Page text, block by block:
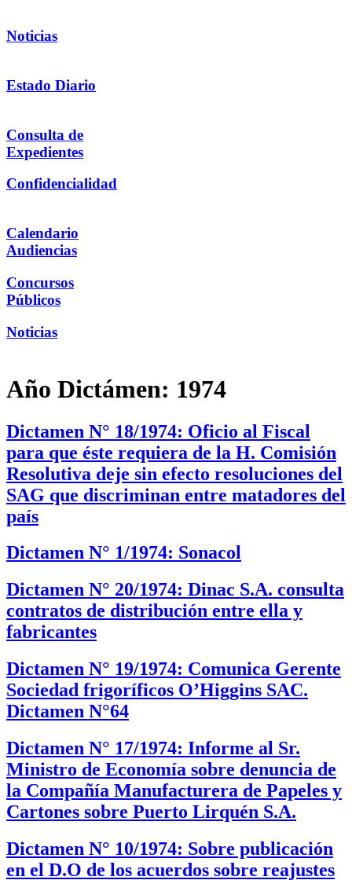
Noticias
Estado Diario
Consulta de
Expedientes
Confidencialidad
Calendario
Audiencias
Concursos
Públicos
Noticias
Año Dictámen: 1974
Dictamen N° 18/1974: Oficio al Fiscal
para que éste requiera de la H. Comisión
Resolutiva deje sin efecto resoluciones del
SAG que discriminan entre matadores del
país
Dictamen N° 1/1974: Sonacol
Dictamen N° 20/1974: Dinac S.A. consulta
contratos de distribución entre ella y
fabricantes
Dictamen N° 19/1974: Comunica Gerente
Sociedad frigoríficos O’Higgins SAC.
Dictamen N°64
Dictamen N° 17/1974: Informe al Sr.
Ministro de Economía sobre denuncia de
la Compañía Manufacturera de Papeles y
Cartones sobre Puerto Lirquén S.A.
Dictamen N° 10/1974: Sobre publicación
en el D.O de los acuerdos sobre reajustes